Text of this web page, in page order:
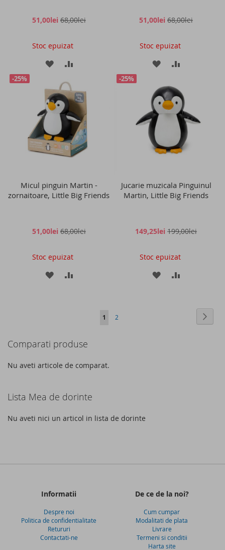
51,00lei 68,00lei
Stoc epuizat
ADAUGATI
LA
LISTA
DE
DORINTE
ADAUGATI
COMPARARE
51,00lei 68,00lei
Stoc epuizat
ADAUGATI
LISTA
DE
DORINTE
-25%
Micul pinguin Martin -
zornaitoare, Little Big Friends
51,00lei 68,00lei
Stoc epuizat
ADAUGATI
DORINTE
ADAUGATI
-25%
Jucarie muzicala Pinguinul
Martin, Little Big Friends
149,25lei 199,00lei
Stoc epuizat
ADAUGATI
Pagina
in
cititi
1 Pagina
2
Comparati produse
Nu aveti articole de comparat.
Lista Mea de dorinte
Nu aveti nici un articol in lista de dorinte
Informatii
Despre noi
Politica de confidentialitate
Retururi
Contactati-ne
De ce de la noi?
Cum cumpar
Modalitati de plata
Livrare
Termeni si conditii
Harta site